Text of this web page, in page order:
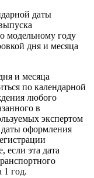
даты
модельному году
дня и месяца
и месяца
по календарной
любого
в
экспертом
оформления
если эта дата
1 год.